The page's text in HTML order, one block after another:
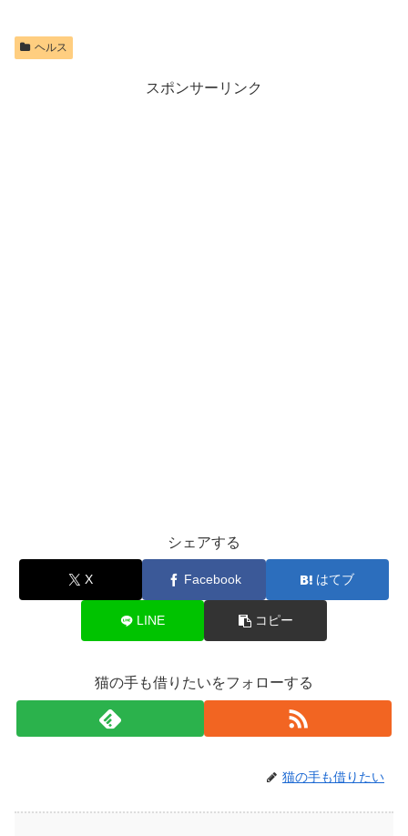
ヘルス
スポンサーリンク
シェアする
X Facebook はてブ
LINE コピー
猫の手も借りたいをフォローする
猫の手も借りたい